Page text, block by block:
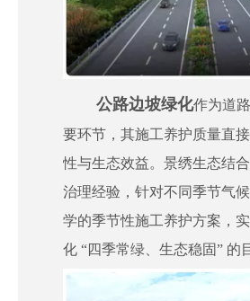
公路边坡绿化作为道
要环节，其施工养护质量直
性与生态效益。景绣生态结
治理经验，针对不同季节气
学的季节性施工养护方案，
化 “四季常绿、生态稳固” 的